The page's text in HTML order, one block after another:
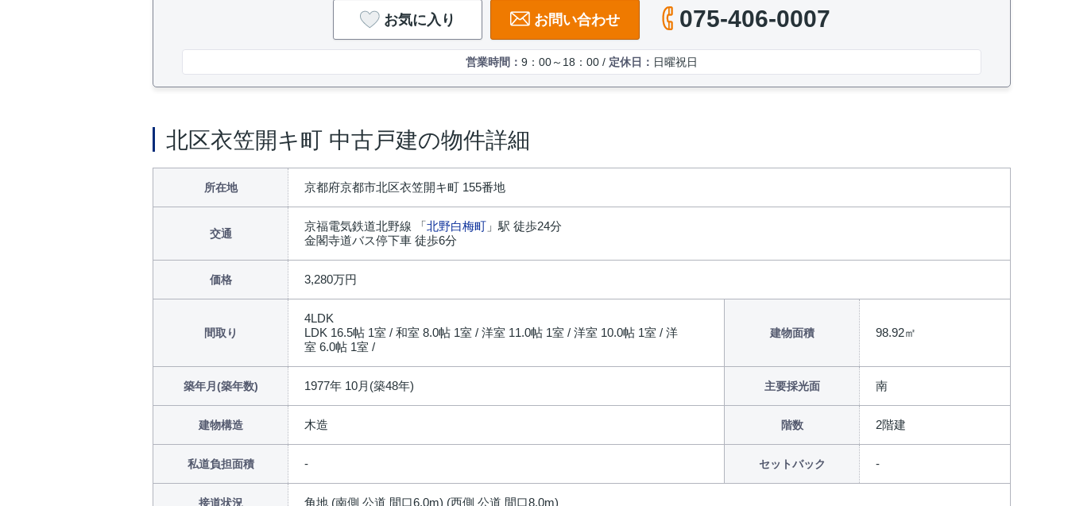
お気に入り お問い合わせ 075-406-0007
営業時間： 9：00～18：00 / 定休日： 日曜祝日
北区衣笠開キ町 中古戸建の物件詳細
所在地 京都府京都市北区衣笠開キ町 155番地
交通
京福電気鉄道北野線 「北野白梅町 」駅 徒歩24分
金閣寺道バス停下車 徒歩6分
価格 3,280万円
間取り
4LDK
LDK 16.5帖 1室 / 和室 8.0帖 1室 / 洋室 11.0帖 1室 / 洋室 10.0帖 1室 / 洋
室 6.0帖 1室 /
建物面積 98.92㎡
築年月(築年数) 1977年 10月(築48年) 主要採光面 南
建物構造 木造 階数 2階建
私道負担面積 セットバック
接道状況 角地 (南側 公道 間口6.0m) (西側 公道 間口8.0m)